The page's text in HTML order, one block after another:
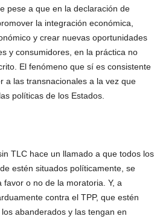
pese a que en la declaración de
la integración económica,
y crear nuevas oportunidades
y consumidores, en la práctica no
El fenómeno que sí es consistente
a las transnacionales a la vez que
políticas de los Estados.
TLC hace un llamado a que todos los
estén situados políticamente, se
o no de la moratoria. Y, a
contra el TPP, que estén
abanderados y las tengan en